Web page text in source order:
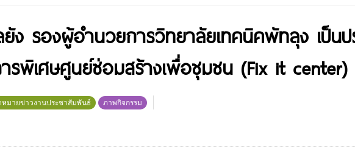
ยัง รองผู้อำนวยการวิทยาลัยเทคนิคพัทลุง เป็น
ารพิเศษศูนย์ซ่อมสร้างเพื่อชุมชน (Fix it
หมายข่าวงานประชาสัมพันธ์ ภาพกิจกรรม